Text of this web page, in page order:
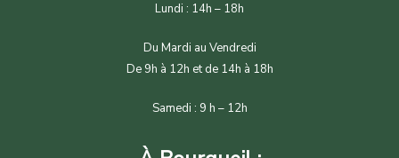
Lundi : 14h – 18h
Du Mardi au Vendredi
De 9h à 12h et de 14h à 18h
Samedi : 9 h – 12h